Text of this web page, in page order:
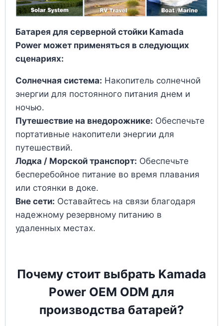
Батарея для серверной стойки Kamada
Power может применяться в следующих
сценариях:
Солнечная система: Накопитель солнечной
энергии для постоянного питания днем и
ночью.
Путешествие на внедорожнике: Обеспечьте
портативные накопители энергии для
путешествий.
Лодка / Морской транспорт: Обеспечьте
бесперебойное питание во время плавания
или стоянки в доке.
Вне сети: Оставайтесь на связи благодаря
надежному резервному питанию в
удаленных местах.
Почему стоит выбрать Kamada
Power OEM ODM для
производства батарей?